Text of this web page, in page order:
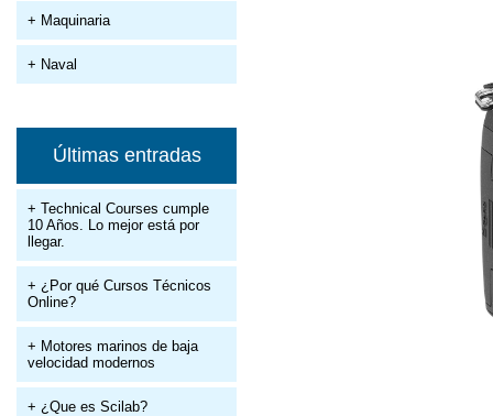
+ Maquinaria
+ Naval
Últimas entradas
+ Technical Courses cumple
10 Años. Lo mejor está por
llegar.
+ ¿Por qué Cursos Técnicos
Online?
+ Motores marinos de baja
velocidad modernos
+ ¿Que es Scilab?